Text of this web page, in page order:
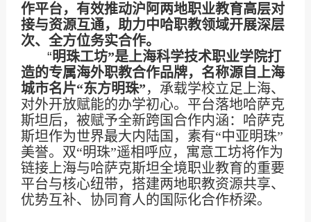
作平台，有效推动沪阿两地职业教育高层对
接与资源互通，助力中哈职教领域开展深层
次、全方位务实合作。
“明珠工坊”是上海科学技术职业学院打
造的专属海外职教合作品牌，名称源自上海
城市名片“东方明珠”，承载学校立足上海、
对外开放赋能的办学初心。平台落地哈萨克
斯坦后，被赋予全新跨国合作内涵：哈萨克
斯坦作为世界最大内陆国，素有“中亚明珠”
美誉。双“明珠”遥相呼应，寓意工坊将作为
链接上海与哈萨克斯坦全境职业教育的重要
平台与核心纽带，搭建两地职教资源共享、
优势互补、协同育人的国际化合作桥梁。